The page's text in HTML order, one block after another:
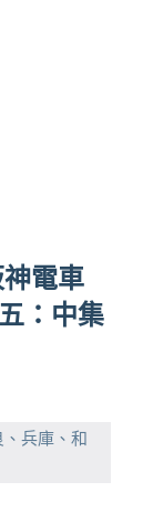
電車
：中集
兵庫、和